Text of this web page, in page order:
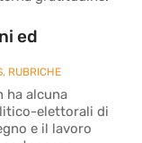
ed
, RUBRICHE
ha alcuna
elettorali di
e il lavoro